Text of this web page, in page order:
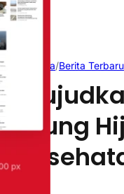
Beranda/Berita Terbaru
Arung